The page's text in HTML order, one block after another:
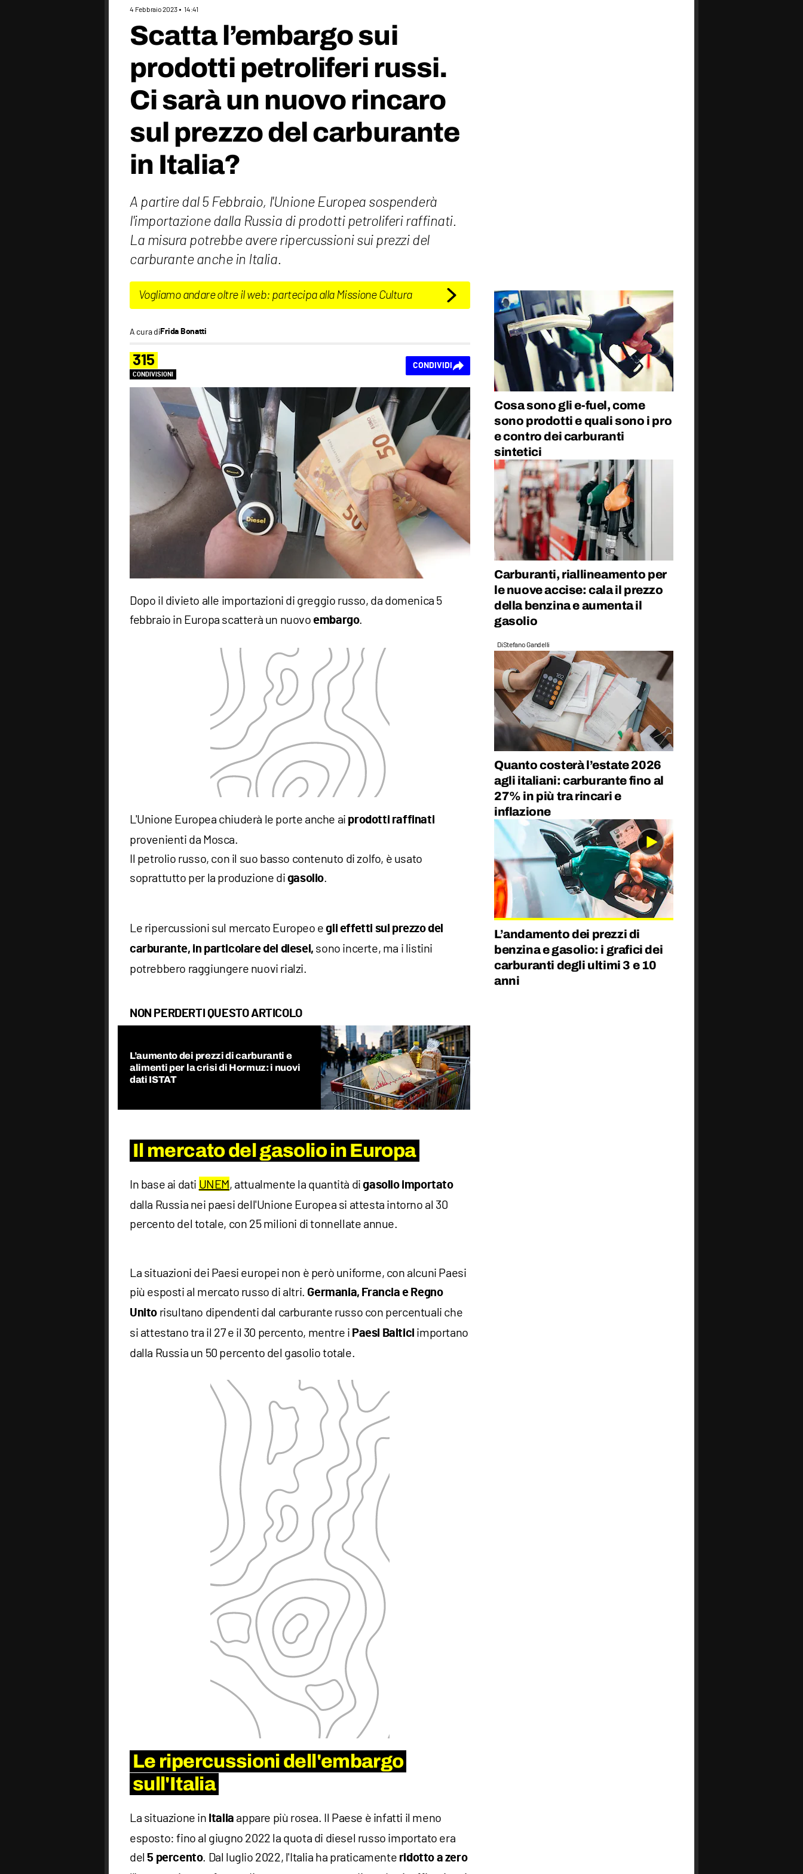
4 Febbraio 2023 14:41
Scatta l’embargo sui
prodotti petroliferi russi.
Ci sarà un nuovo rincaro
sul prezzo del carburante
in Italia?
A partire dal 5 Febbraio, l'Unione Europea sospenderà
l'importazione dalla Russia di prodotti petroliferi raffinati.
La misura potrebbe avere ripercussioni sui prezzi del
carburante anche in Italia.
Vogliamo andare oltre il web: partecipa alla Missione Cultura
A cura diFrida Bonatti
315
CONDIVISIONI
CONDIVIDI
Dopo il divieto alle importazioni di greggio russo, da domenica 5
febbraio in Europa scatterà un nuovoembargo.
L'Unione Europea chiuderà le porte anche ai prodotti raffinati
provenienti da Mosca.
Il petrolio russo, con il suo basso contenuto di zolfo, è usato
soprattutto per la produzione di gasolio.
Le ripercussioni sul mercato Europeo e gli effetti sul prezzo del
carburante, in particolare del diesel, sono incerte, ma i listini
potrebbero raggiungere nuovi rialzi.
NON PERDERTI QUESTO ARTICOLO
L’aumento dei prezzi di carburanti e
alimenti per la crisi di Hormuz: i nuovi
dati ISTAT
Il mercato del gasolio in Europa
In base ai dati UNEM, attualmente la quantità digasolio importato
dalla Russia nei paesi dell'Unione Europea si attesta intorno al 30
percento del totale, con 25 milioni di tonnellate annue.
La situazioni dei Paesi europei non è però uniforme, con alcuni Paesi
più esposti al mercato russo di altri. Germania, Francia e Regno
Unito risultano dipendenti dal carburante russo con percentuali che
si attestano tra il 27 e il 30 percento, mentre i Paesi Baltici importano
dalla Russia un 50 percento del gasolio totale.
Le ripercussioni dell'embargo
sull'Italia
La situazione in Italia appare più rosea. Il Paese è infatti il meno
esposto: fino al giugno 2022 la quota di diesel russo importato era
del5 percento. Dal luglio 2022, l'Italia ha praticamente ridotto a zero
Cosa sono gli e-fuel, come
sono prodotti e quali sono i pro
e contro dei carburanti
sintetici
Carburanti, riallineamento per
le nuove accise: cala il prezzo
della benzina e aumenta il
gasolio
DiStefano Gandelli
Quanto costerà l’estate 2026
agli italiani: carburante fino al
27% in più tra rincari e
inflazione
L’andamento dei prezzi di
benzina e gasolio: i grafici dei
carburanti degli ultimi 3 e 10
anni